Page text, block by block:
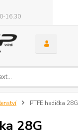
16,30
PTFE hadička 28G
28G